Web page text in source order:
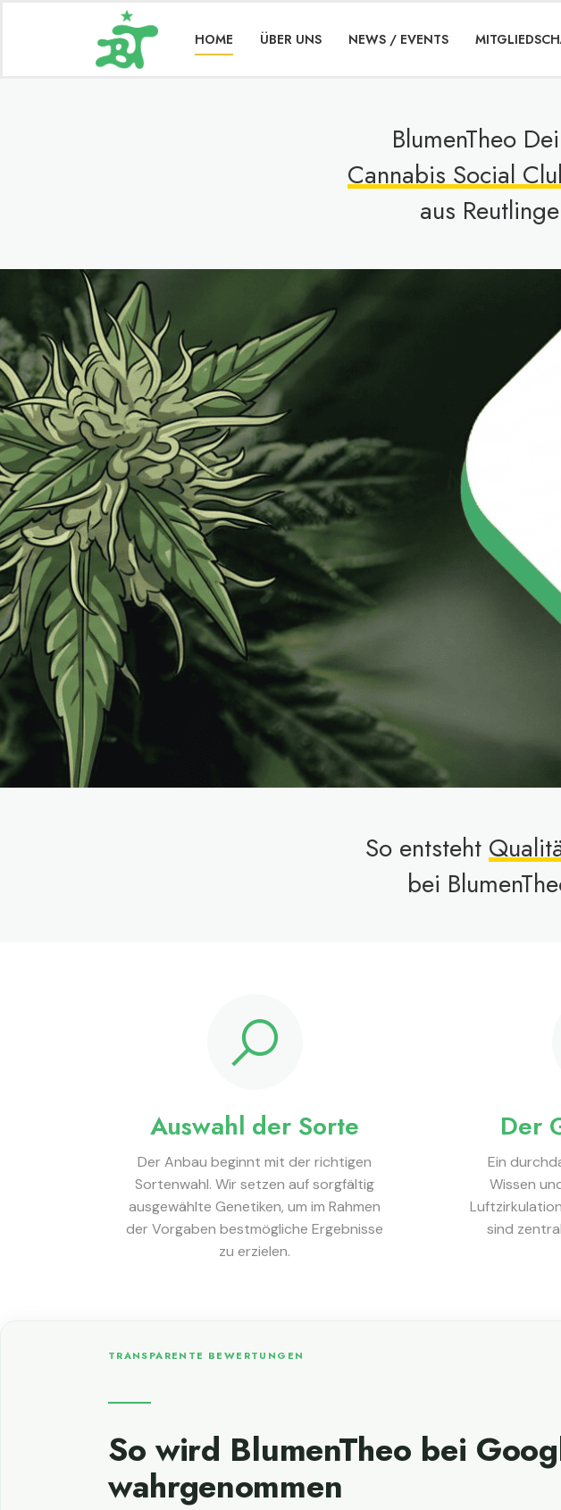
HOME ÜBER UNS NEWS / EVENTS
BlumenTheo
Cannabis Social
aus
So entsteht
bei
Auswahl der Sorte​
Der Anbau beginnt mit der richtigen
Sortenwahl. Wir setzen auf sorgfältig
ausgewählte Genetiken, um im Rahmen
der Vorgaben bestmögliche Ergebnisse
zu erzielen.
Der
Ein
Wissen
sind
TRANSPARENTE BEWERTUNGEN
So wird BlumenTheo bei
wahrgenommen